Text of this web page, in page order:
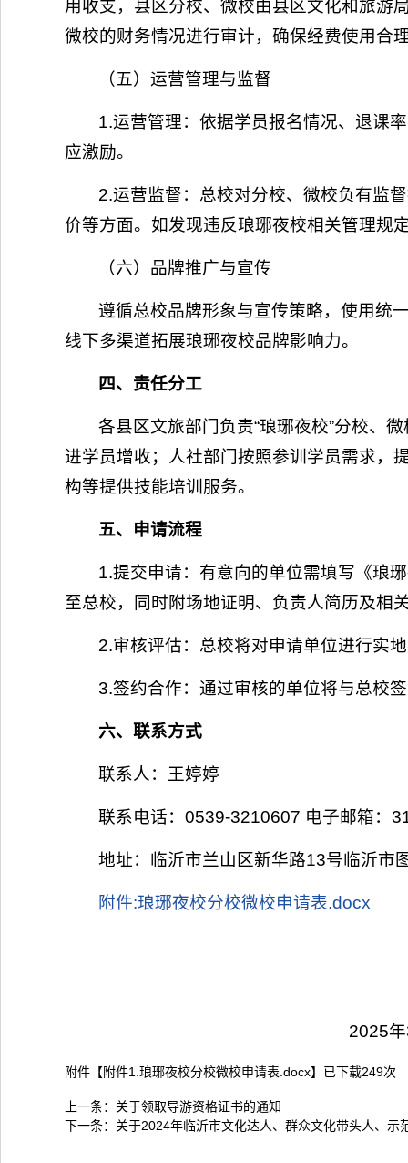
用收支，县区分校、微校由县区文化和旅游
微校的财务情况进行审计，确保经费使用合
（五）运营管理与监督
1.运营管理：依据学员报名情况、退课
应激励。
2.运营监督：总校对分校、微校负有监
价等方面。如发现违反琅琊夜校相关管理规
（六）品牌推广与宣传
遵循总校品牌形象与宣传策略，使用统
线下多渠道拓展琅琊夜校品牌影响力。
四、责任分工
各县区文旅部门负责“琅琊夜校”分校、
进学员增收；人社部门按照参训学员需求，
构等提供技能培训服务。
五、申请流程
1.提交申请：有意向的单位需填写《琅
至总校，同时附场地证明、负责人简历及相
2.审核评估：总校将对申请单位进行实
3.签约合作：通过审核的单位将与总校
六、联系方式
联系人：王婷婷
联系电话：0539-3210607 电子邮箱：
地址：临沂市兰山区新华路13号临沂市
附件:琅琊夜校分校微校申请表.docx
2025年3月
附件【附件1.琅琊夜校分校微校申请表.docx】已下载249次
上一条： 关于领取导游资格证书的通知
下一条： 关于2024年临沂市文化达人、群众文化带头人、示